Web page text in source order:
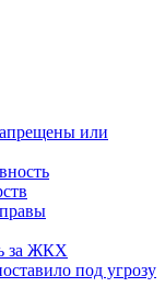
или
за ЖКХ
под угрозу